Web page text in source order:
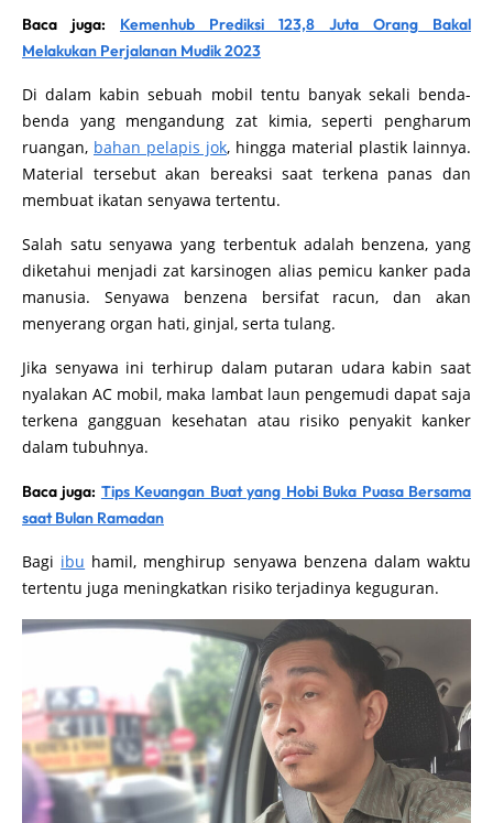
Baca juga: Kemenhub Prediksi 123,8 Juta Orang Bakal
Melakukan Perjalanan Mudik 2023
Di dalam kabin sebuah mobil tentu banyak sekali benda-
benda yang mengandung zat kimia, seperti pengharum
ruangan, bahan pelapis jok, hingga material plastik lainnya.
Material tersebut akan bereaksi saat terkena panas dan
membuat ikatan senyawa tertentu.
Salah satu senyawa yang terbentuk adalah benzena, yang
diketahui menjadi zat karsinogen alias pemicu kanker pada
manusia. Senyawa benzena bersifat racun, dan akan
menyerang organ hati, ginjal, serta tulang.
Jika senyawa ini terhirup dalam putaran udara kabin saat
nyalakan AC mobil, maka lambat laun pengemudi dapat saja
terkena gangguan kesehatan atau risiko penyakit kanker
dalam tubuhnya.
Baca juga: Tips Keuangan Buat yang Hobi Buka Puasa Bersama
saat Bulan Ramadan
Bagi ibu hamil, menghirup senyawa benzena dalam waktu
tertentu juga meningkatkan risiko terjadinya keguguran.